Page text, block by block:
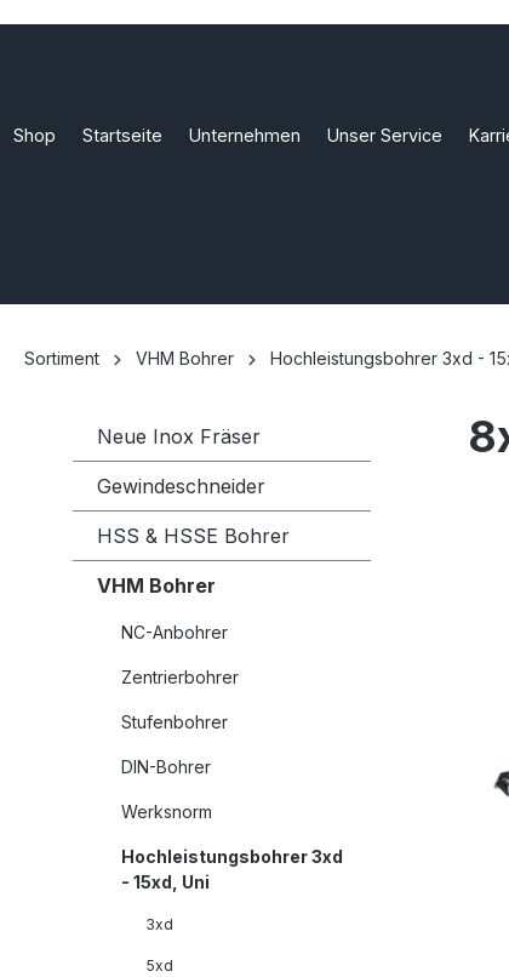
Shop Startseite Unternehmen Unser Service
Sortiment VHM Bohrer Hochleistungsbohrer 3xd -
Neue Inox Fräser
Gewindeschneider
HSS & HSSE Bohrer
VHM Bohrer
NC-Anbohrer
Zentrierbohrer
Stufenbohrer
DIN-Bohrer
Werksnorm
Hochleistungsbohrer 3xd
- 15xd, Uni
3xd
5xd